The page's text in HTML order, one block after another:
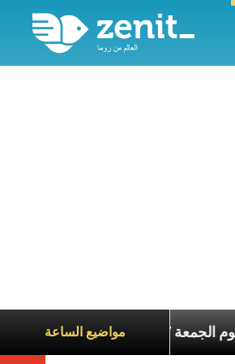
مواضيع الساعةعناوين نشرة يوم الجمعة 7 آب 2026: السلام يُبنى بصبر يومًا بعد يوم